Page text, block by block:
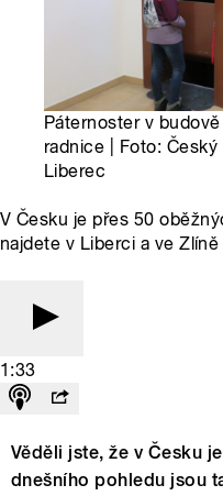
Páternoster v
radnice | Foto: Český
Liberec
V Česku je přes 50
najdete v Liberci a ve Zlíně
1:33
Věděli jste, že v Česku
dnešního pohledu jsou